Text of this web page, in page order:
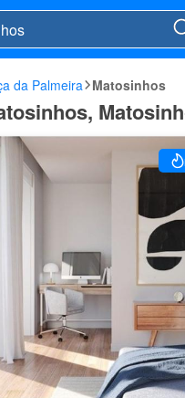
da Palmeira Matosinhos